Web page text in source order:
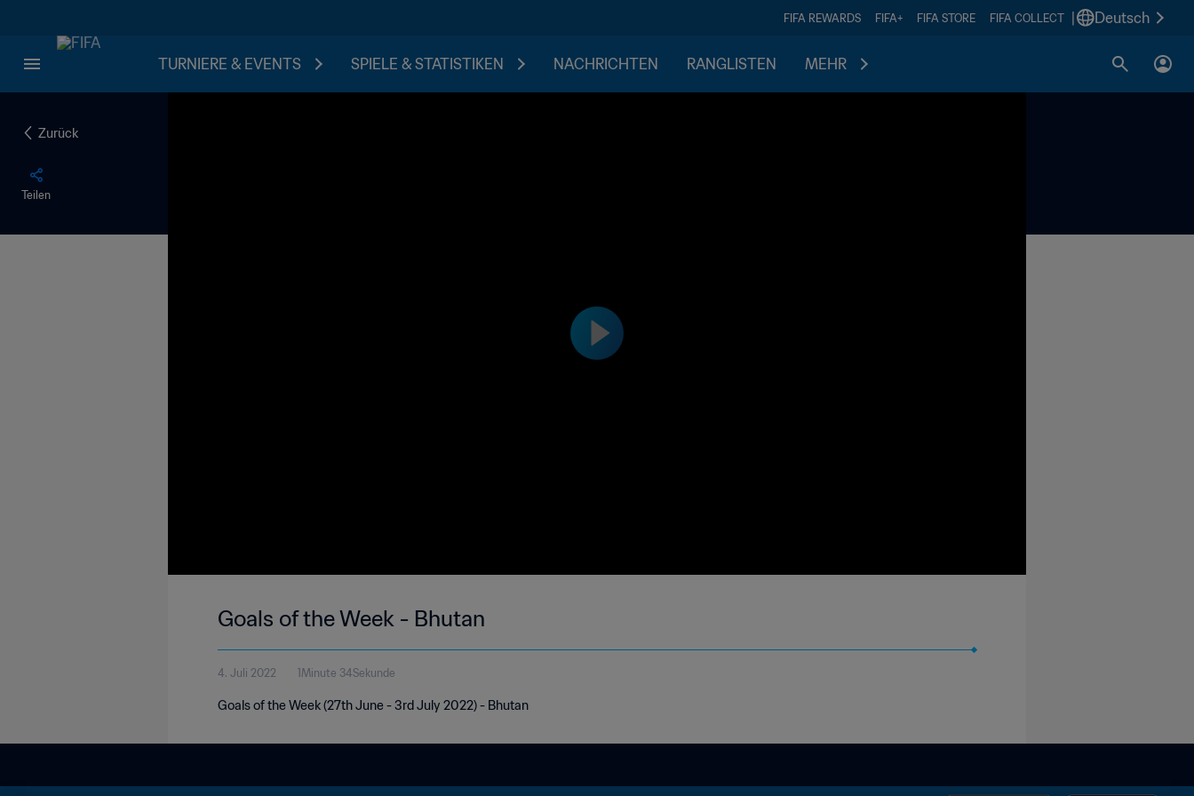
FIFA REWARDS FIFA+ FIFA STORE FIFA COLLECT Deutsch
TURNIERE & EVENTS SPIELE & STATISTIKEN NACHRICHTEN RANGLISTEN MEHR
Zurück
Teilen
Goals of the Week - Bhutan
4. Juli 2022 1Minute 34Sekunde
Goals of the Week (27th June - 3rd July 2022) - Bhutan